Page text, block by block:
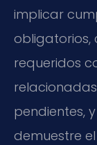
implicar
requeridos
pendientes,
demuestre